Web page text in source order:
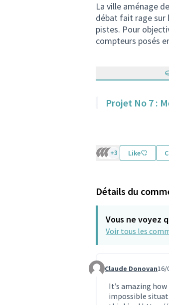
La ville aménage
débat fait rage sur
pistes. Pour
compteurs posés
Projet No 7 :
+3 Like
Détails du
Vous ne voyez
Voir tous les
Commentaire 2416
Claude Donovan16/
It’s amazing
impossible